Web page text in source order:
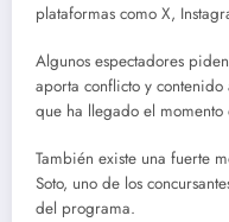
plataformas como X,
Algunos espectadores
aporta conflicto y
que ha llegado el
También existe una fuerte
Soto, uno de los
del programa.